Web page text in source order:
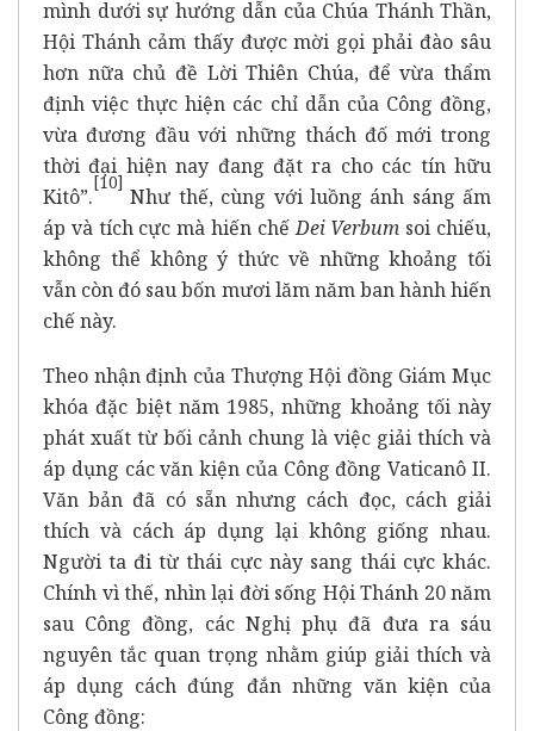
mình dưới sự hướng dẫn của Chúa Thánh Thần,
Hội Thánh cảm thấy được mời gọi phải đào sâu
hơn nữa chủ đề Lời Thiên Chúa, để vừa thẩm
định việc thực hiện các chỉ dẫn của Công đồng,
vừa đương đầu với những thách đố mới trong
thời đại hiện nay đang đặt ra cho các tín hữu
Kitô”.
[10]
Như thế, cùng với luồng ánh sáng ấm
áp và tích cực mà hiến chếDei Verbum soi chiếu,
không thể không ý thức về những khoảng tối
vẫn còn đó sau bốn mươi lăm năm ban hành hiến
chế này.
Theo nhận định của Thượng Hội đồng Giám Mục
khóa đặc biệt năm 1985, những khoảng tối này
phát xuất từ bối cảnh chung là việc giải thích và
áp dụng các văn kiện của Công đồng Vaticanô II.
Văn bản đã có sẵn nhưng cách đọc, cách giải
thích và cách áp dụng lại không giống nhau.
Người ta đi từ thái cực này sang thái cực khác.
Chính vì thế, nhìn lại đời sống Hội Thánh 20 năm
sau Công đồng, các Nghị phụ đã đưa ra sáu
nguyên tắc quan trọng nhằm giúp giải thích và
áp dụng cách đúng đắn những văn kiện của
Công đồng: